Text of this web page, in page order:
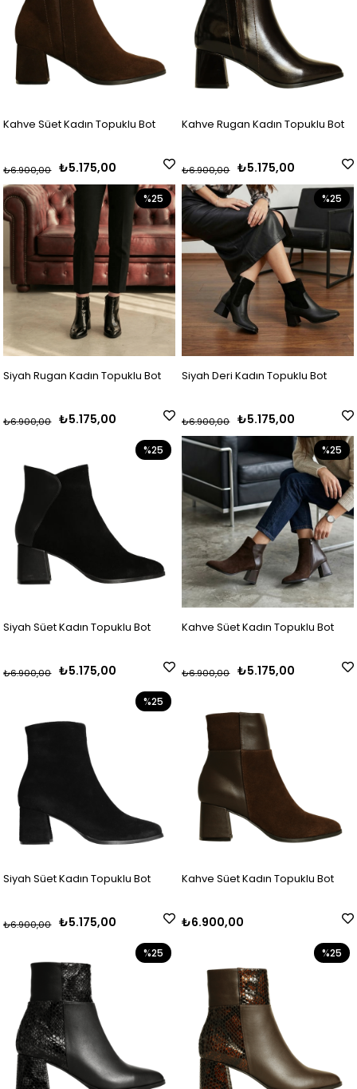
Kahve Süet Kadın Topuklu Bot
₺5.175,00
₺6.900,00
Kahve Rugan Kadın Topuklu Bot
₺5.175,00
₺6.900,00
Siyah Rugan Kadın Topuklu Bot
₺5.175,00
₺6.900,00
%25
Siyah Deri Kadın Topuklu Bot
₺5.175,00
₺6.900,00
%25
Siyah Süet Kadın Topuklu Bot
₺5.175,00
₺6.900,00
%25
Kahve Süet Kadın Topuklu Bot
₺5.175,00
₺6.900,00
%25
Siyah Süet Kadın Topuklu Bot
₺5.175,00
₺6.900,00
%25
Kahve Süet Kadın Topuklu Bot
₺6.900,00
%25 %25